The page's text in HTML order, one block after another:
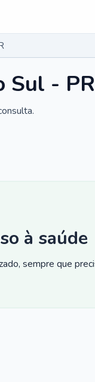
Sul - PR
à saúde
sempre que